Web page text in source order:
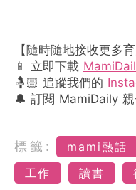
【隨時隨地接收更多
📱 立即下載
🤱🏻 追蹤我們的
🔔 訂閱 MamiDaily 親
標籤: mami熱話
工作
讀書